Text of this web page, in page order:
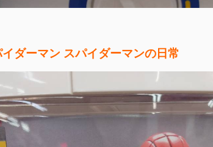
ダーマン スパイダーマンの日常